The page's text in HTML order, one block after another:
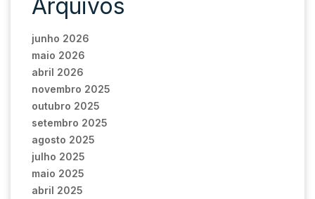
Arquivos
junho 2026
maio 2026
abril 2026
novembro 2025
outubro 2025
setembro 2025
agosto 2025
julho 2025
maio 2025
abril 2025